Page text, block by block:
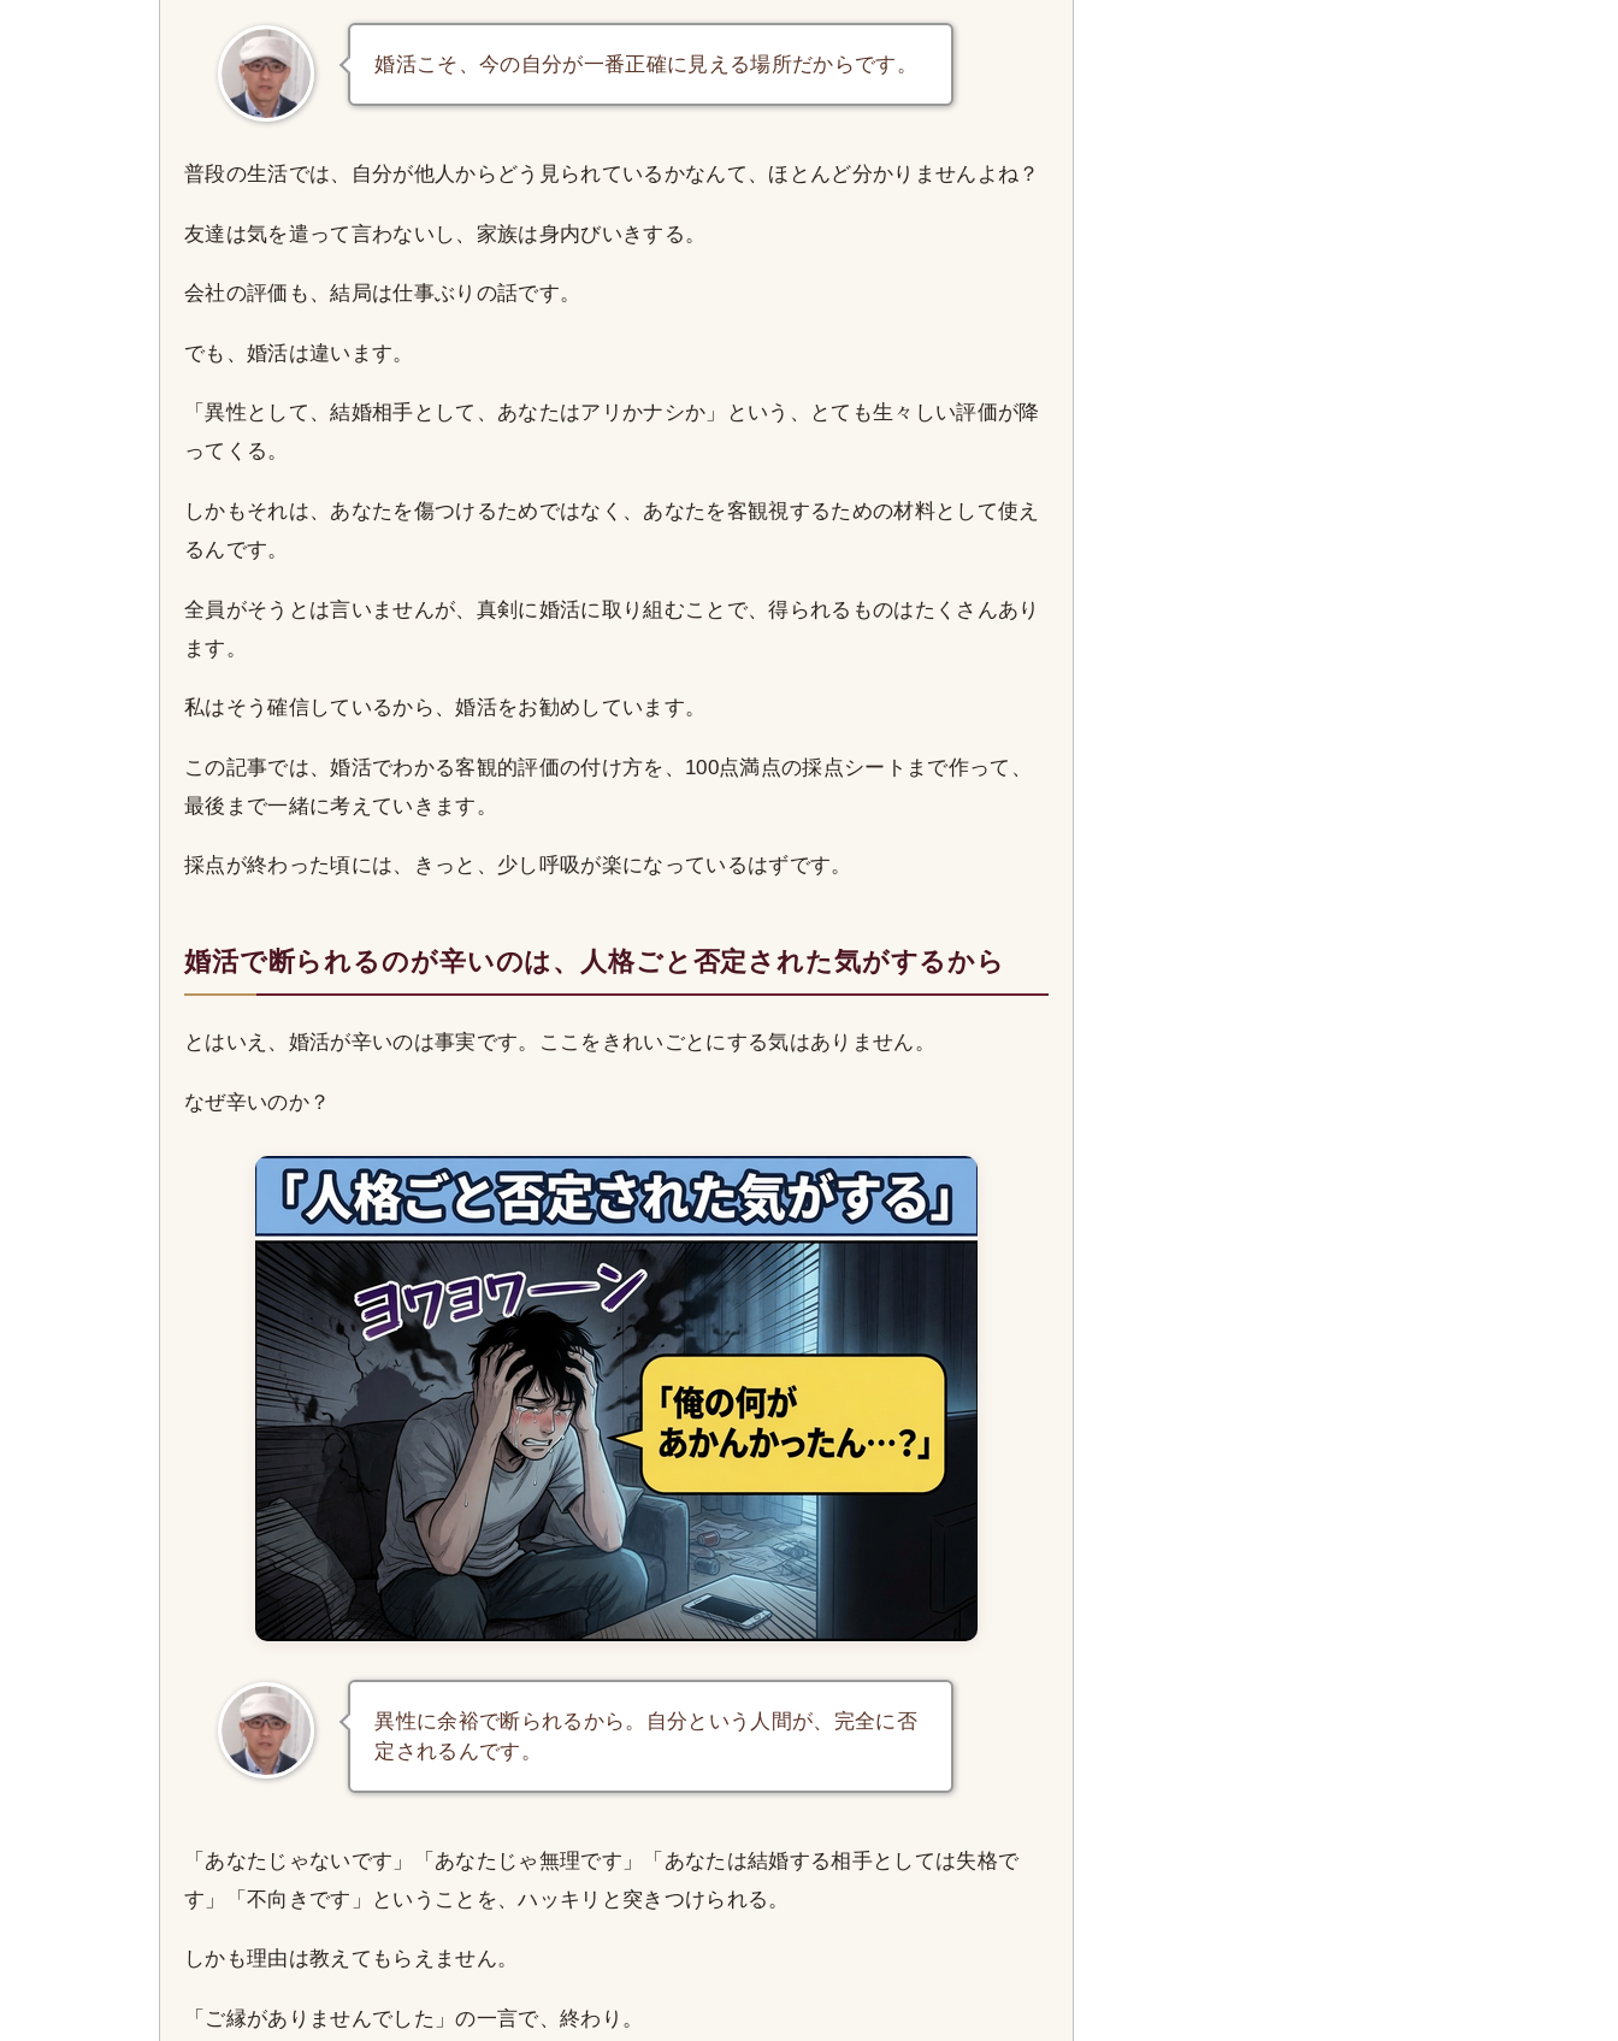
婚活こそ、今の自分が一番正確に見える場所だからです。
普段の生活では、自分が他人からどう見られているかなんて、ほとんど分かりませんよね？
友達は気を遣って言わないし、家族は身内びいきする。
会社の評価も、結局は仕事ぶりの話です。
でも、婚活は違います。
「異性として、結婚相手として、あなたはアリかナシか」という、とても生々しい評価が降
ってくる。
しかもそれは、あなたを傷つけるためではなく、あなたを客観視するための材料として使え
るんです。
全員がそうとは言いませんが、真剣に婚活に取り組むことで、得られるものはたくさんあり
ます。
私はそう確信しているから、婚活をお勧めしています。
この記事では、婚活でわかる客観的評価の付け方を、100点満点の採点シートまで作って、
最後まで一緒に考えていきます。
採点が終わった頃には、きっと、少し呼吸が楽になっているはずです。
婚活で断られるのが辛いのは、人格ごと否定された気がするから
とはいえ、婚活が辛いのは事実です。ここをきれいごとにする気はありません。
なぜ辛いのか？
異性に余裕で断られるから。自分という人間が、完全に否
定されるんです。
「あなたじゃないです」「あなたじゃ無理です」「あなたは結婚する相手としては失格で
す」「不向きです」ということを、ハッキリと突きつけられる。
しかも理由は教えてもらえません。
「ご縁がありませんでした」の一言で、終わり。